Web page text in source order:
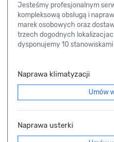
Jesteśmy profesjonalnym
kompleksową obsługą i
marek osobowych oraz
trzech dogodnych
dysponujemy 10 stanowiskami
Naprawa klimatyzacji
Umów
Naprawa usterki